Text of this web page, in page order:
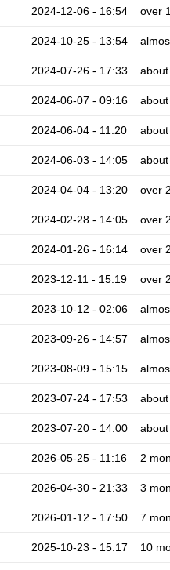
2024-12-06 - 16:54 over
2024-10-25 - 13:54
2024-07-26 - 17:33
2024-06-07 - 09:16
2024-06-04 - 11:20
2024-06-03 - 14:05
2024-04-04 - 13:20 over
2024-02-28 - 14:05 over
2024-01-26 - 16:14 over
2023-12-11 - 15:19 over
2023-10-12 - 02:06
2023-09-26 - 14:57
2023-08-09 - 15:15
2023-07-24 - 17:53
2023-07-20 - 14:00
2026-05-25 - 11:16 2
2026-04-30 - 21:33 3
2026-01-12 - 17:50 7
2025-10-23 - 15:17 10